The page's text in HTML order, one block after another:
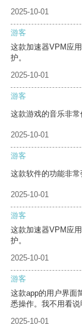
2025-10-01
游客
这款加速器VPM应
护。
2025-10-01
游客
这款游戏的音乐非常
2025-10-01
游客
这款软件的功能非常
2025-10-01
游客
这款加速器VPM应
护。
2025-10-01
游客
这款app的用户界面
悉操作。我不用看说
2025-10-01